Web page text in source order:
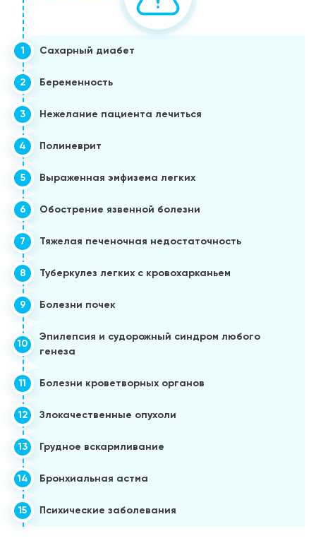
Сахарный диабет
1
Беременность
2
Нежелание пациента лечиться
3
Полиневрит
4
Выраженная эмфизема легких
5
Обострение язвенной болезни
6
Тяжелая печеночная недостаточность
7
Туберкулез легких с кровохарканьем
8
Болезни почек
9
Эпилепсия и судорожный синдром любого
генеза
10
Болезни кроветворных органов
11
Злокачественные опухоли
12
Грудное вскармливание
13
Бронхиальная астма
14
Психические заболевания
15